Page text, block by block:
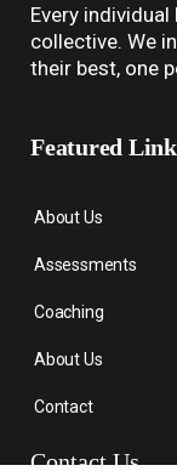
Every
collective. We
their best, one
Featured
About Us
Assessments
Coaching
About Us
Contact
Contact Us